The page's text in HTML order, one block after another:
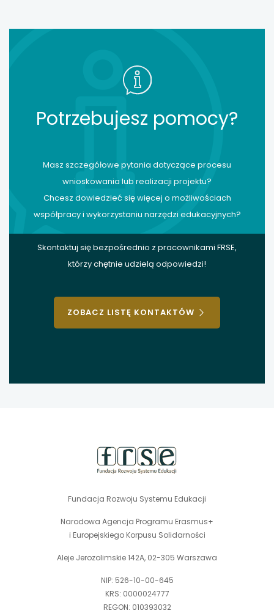
Potrzebujesz pomocy?
Masz szczegółowe pytania dotyczące procesu
wnioskowania lub realizacji projektu?
Chcesz dowiedzieć się więcej o możliwościach
współpracy i wykorzystaniu narzędzi edukacyjnych?
Skontaktuj się bezpośrednio z pracownikami FRSE,
którzy chętnie udzielą odpowiedzi!
ZOBACZ LISTĘ KONTAKTÓW
Fundacja Rozwoju Systemu Edukacji
Narodowa Agencja Programu Erasmus+
i Europejskiego Korpusu Solidarności
Aleje Jerozolimskie 142A, 02-305 Warszawa
NIP: 526-10-00-645
KRS: 0000024777
REGON: 010393032